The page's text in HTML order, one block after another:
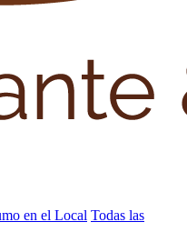
en el Local Todas las